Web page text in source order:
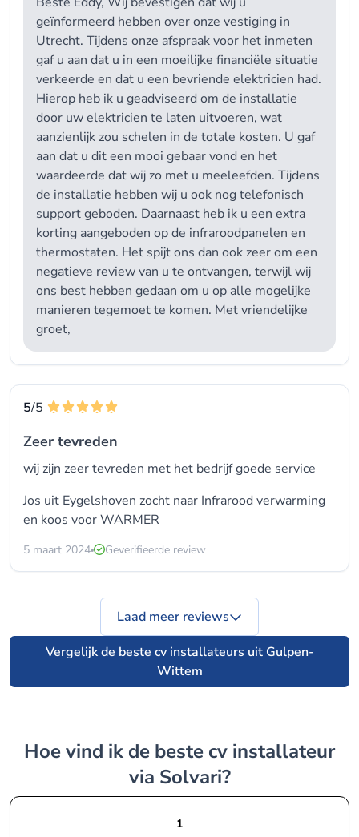
geïnformeerd hebben over onze vestiging in
Utrecht. Tijdens onze afspraak voor het inmeten
gaf u aan dat u in een moeilijke financiële situatie
verkeerde en dat u een bevriende elektricien had.
Hierop heb ik u geadviseerd om de installatie
door uw elektricien te laten uitvoeren, wat
aanzienlijk zou schelen in de totale kosten. U gaf
aan dat u dit een mooi gebaar vond en het
waardeerde dat wij zo met u meeleefden. Tijdens
de installatie hebben wij u ook nog telefonisch
support geboden. Daarnaast heb ik u een extra
korting aangeboden op de infraroodpanelen en
thermostaten. Het spijt ons dan ook zeer om een
negatieve review van u te ontvangen, terwijl wij
ons best hebben gedaan om u op alle mogelijke
manieren tegemoet te komen. Met vriendelijke
groet,
5/5
Zeer tevreden
wij zijn zeer tevreden met het bedrijf goede service
Jos uit Eygelshoven zocht naar Infrarood verwarming
en koos voorWARMER
5 maart 2024 Geverifieerde review
Vergelijk de beste cv installateurs uit Gulpen-
Wittem
Laad meer reviews
Hoe vind ik de beste cv installateur
via Solvari?
1